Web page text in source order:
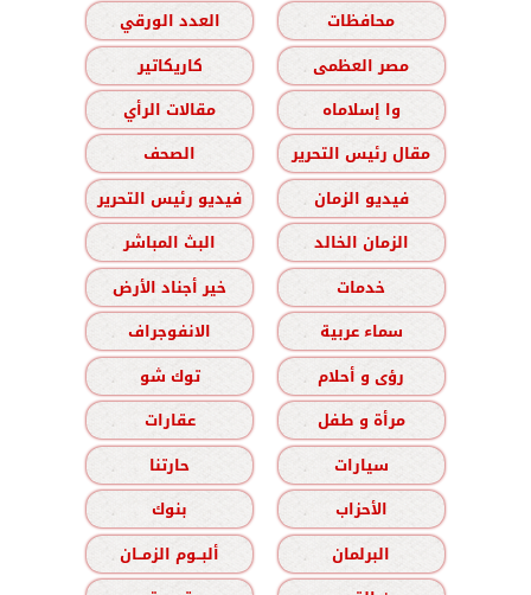
محافظات
العدد الورقي
مصر العظمى
كاريكاتير
وا إسلاماه
مقالات الرأي
مقال رئيس التحرير
الصحف
فيديو الزمان
فيديو رئيس التحرير
الزمان الخالد
البث المباشر
خدمات
خير أجناد الأرض
سماء عربية
الانفوجراف
رؤى و أحلام
توك شو
مرأة و طفل
عقارات
سيارات
حارتنا
الأحزاب
بنوك
البرلمان
ألبــوم الزمــان